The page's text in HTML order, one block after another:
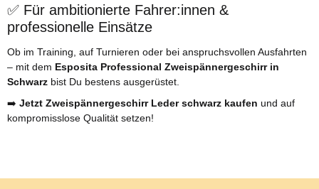
✅ Für ambitionierte Fahrer:innen &
professionelle Einsätze
Ob im Training, auf Turnieren oder bei anspruchsvollen Ausfahrten
– mit dem Esposita Professional Zweispännergeschirr in
Schwarz bist Du bestens ausgerüstet.
➡️ Jetzt Zweispännergeschirr Leder schwarz kaufen und auf
kompromisslose Qualität setzen!